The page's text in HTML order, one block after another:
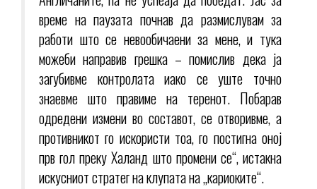
време на паузата почнав да размислувам за
работи што се невообичаени за мене, и тука
можеби направив грешка – помислив дека ја
загубивме контролата иако се уште точно
знаевме што правиме на теренот. Побарав
одредени измени во составот, се отворивме, а
противникот го искористи тоа, го постигна оној
прв гол преку Халанд што промени се“, истакна
искусниот стратег на клупата на „кариоките“.